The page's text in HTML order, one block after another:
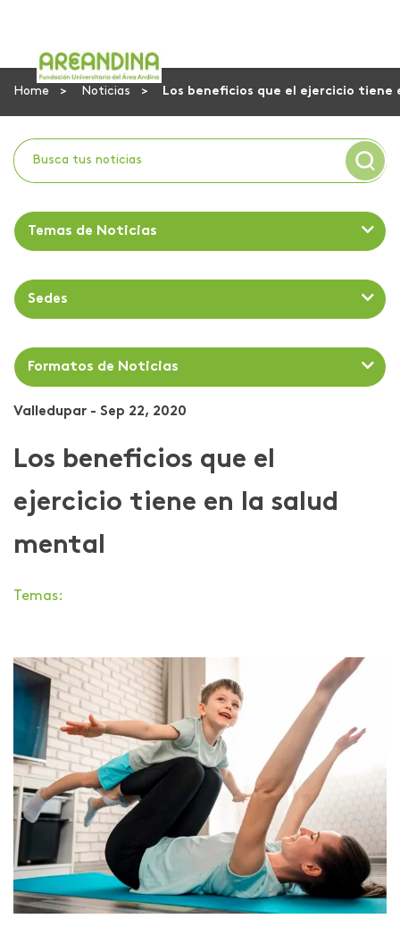
Home Noticias Los beneficios que el ejercicio tiene
Temas de Noticias
Sedes
Formatos de Noticias
Valledupar - Sep 22, 2020
Los beneficios que el
ejercicio tiene en la salud
mental
Temas: